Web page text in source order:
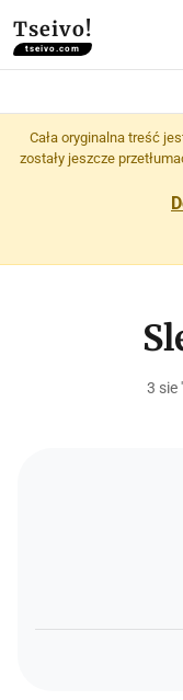
Tseivo!
tseivo.com
Cała oryginalna treść
zostały jeszcze
3 sie